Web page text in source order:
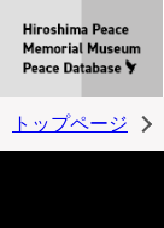
トップページ